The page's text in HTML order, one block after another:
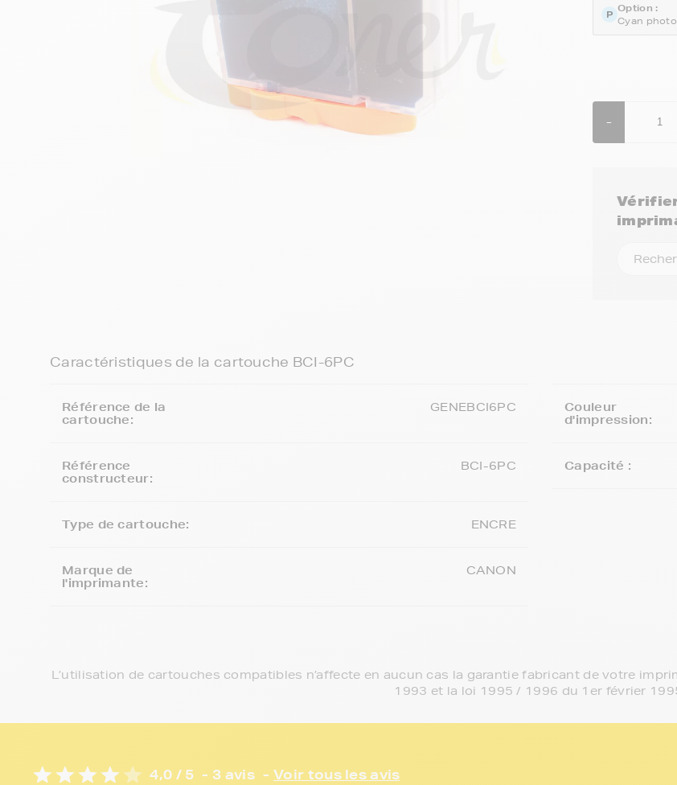
Option :
Cyan photo
-
Caractéristiques de la cartouche BCI-6PC
Référence de la
cartouche:
GENEBCI6PC
Référence
constructeur:
BCI-6PC
Type de cartouche: ENCRE
Marque de
l'imprimante:
CANON
Couleur
d'impression:
Capacité :
L’utilisation de cartouches compatibles n’affecte en aucun cas la garantie fabricant de votre
1993 et la loi 1995 / 1996 du 1er février
4,0 / 5 - 3 avis - Voir tous les avis